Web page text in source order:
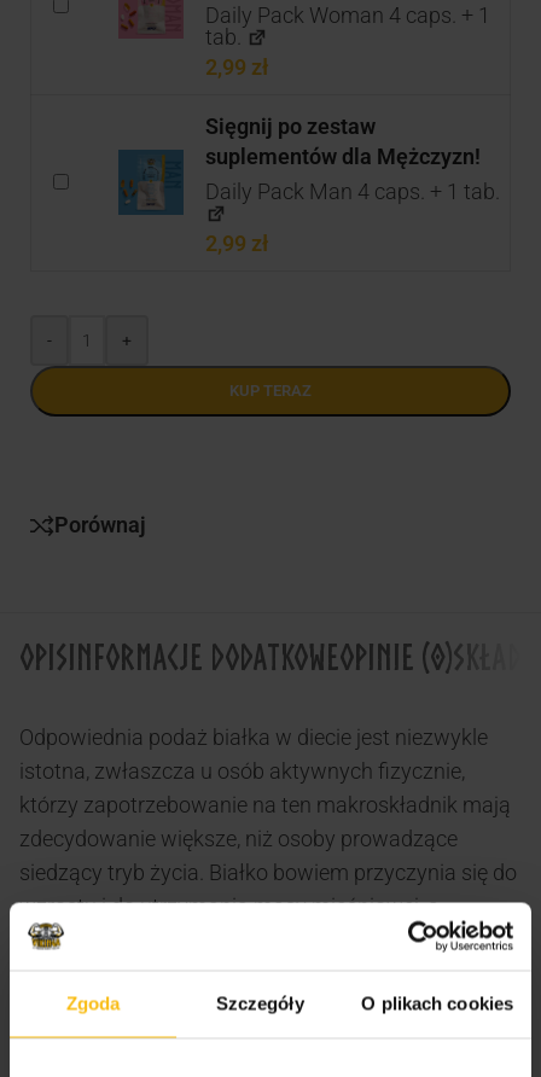
Zgoda Szczegóły O plikach cookies
Daily Pack Woman 4 caps. + 1
tab.
2,99 zł
Sięgnij po zestaw
suplementów dla Mężczyzn!
Daily Pack Man 4 caps. + 1 tab.
2,99 zł
- +
KUP TERAZ
Porównaj
OPISINFORMACJE DODATKOWEOPINIE (0)SKŁAD
Odpowiednia podaż białka w diecie jest niezwykle
istotna, zwłaszcza u osób aktywnych fizycznie,
którzy zapotrzebowanie na ten makroskładnik mają
zdecydowanie większe, niż osoby prowadzące
siedzący tryb życia. Białko bowiem przyczynia się do
wzrostu i do utrzymania masy mięśniowej, a
ponadto pomaga w utrzymaniu zdrowych kości.
TREC BOOSTER WHEY PROTEIN – SMACZNE I
PEŁNOWARTOŚCIOWE BIAŁKO!